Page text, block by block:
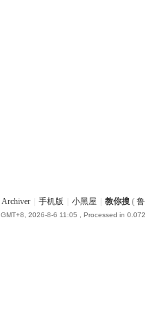
Archiver 手机版 小黑屋 教你搜(
GMT+8, 2026-8-6 11:05 , Processed in